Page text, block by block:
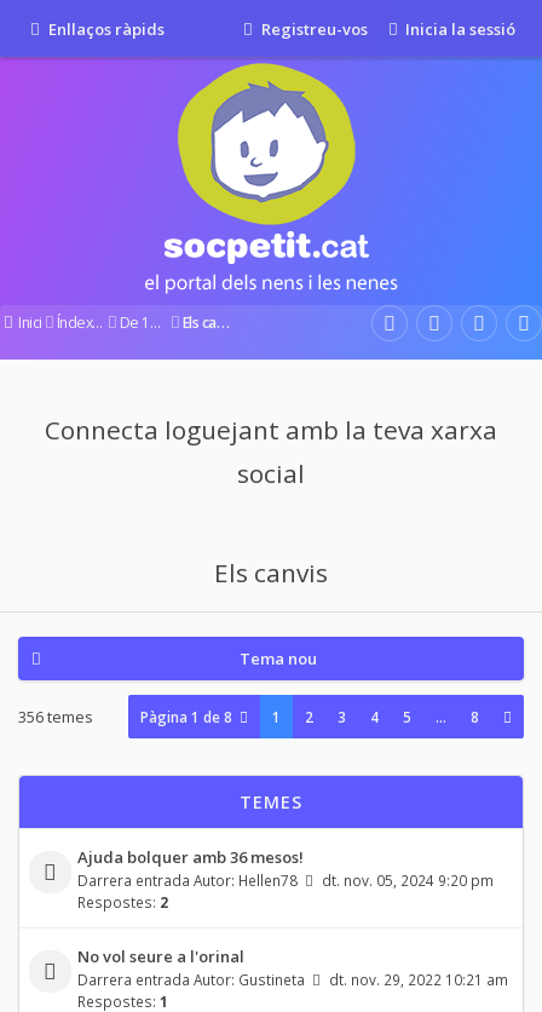
Enllaços ràpids Inicia la sessió
Registreu-vos
Inici Índex del fòrum De 12 a 36 mesos Els canvis
Connecta loguejant amb la teva xarxa
social
Els canvis
Tema nou
356 temes Pàgina1 de8 1 2 3 4 5 … 8
TEMES
Ajuda bolquer amb 36 mesos!
Darrera entrada Autor: Hellen78
dt. nov. 05, 2024 9:20 pm
Respostes: 2
No vol seure a l'orinal
Darrera entrada Autor: Gustineta
dt. nov. 29, 2022 10:21 am
Respostes: 1